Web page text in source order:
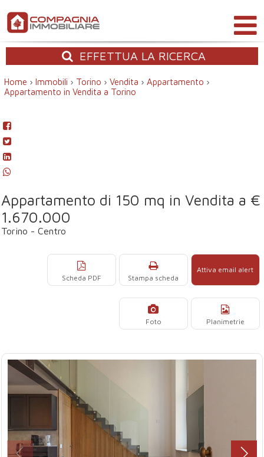
EFFETTUA LA RICERCA
Home › Immobili › Torino › Vendita › Appartamento ›
Appartamento in Vendita a Torino
Appartamento di 150 mq in Vendita a €
1.670.000
Torino - Centro
Attiva email alert
Stampa scheda
Scheda PDF
Planimetrie
Foto